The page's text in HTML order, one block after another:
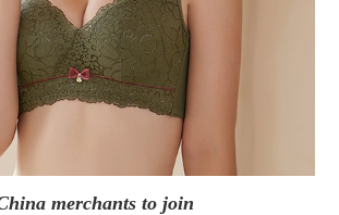
merchants to join